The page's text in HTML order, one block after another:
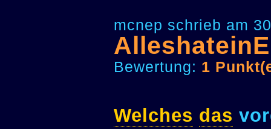
mcnep schrieb am
Bewertung: 1
Welches das